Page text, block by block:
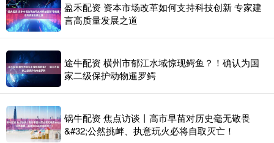
盈禾配资 资本市场改革如何支持科技创新 专家建
言高质量发展之道
途牛配资 横州市郁江水域惊现鳄鱼？！确认为国
家二级保护动物暹罗鳄
锅牛配资 焦点访谈丨高市早苗对历史毫无敬畏
&#32;公然挑衅、执意玩火必将自取灭亡！